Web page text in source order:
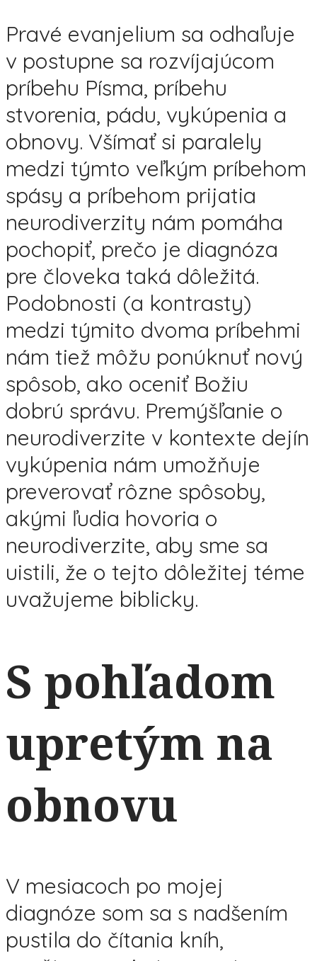
Pravé evanjelium sa odhaľuje
v postupne sa rozvíjajúcom
príbehu Písma, príbehu
stvorenia, pádu, vykúpenia a
obnovy. Všímať si paralely
medzi týmto veľkým príbehom
spásy a príbehom prijatia
neurodiverzity nám pomáha
pochopiť, prečo je diagnóza
pre človeka taká dôležitá.
Podobnosti (a kontrasty)
medzi týmito dvoma príbehmi
nám tiež môžu ponúknuť nový
spôsob, ako oceniť Božiu
dobrú správu. Premýšľanie o
neurodiverzite v kontexte dejín
vykúpenia nám umožňuje
preverovať rôzne spôsoby,
akými ľudia hovoria o
neurodiverzite, aby sme sa
uistili, že o tejto dôležitej téme
uvažujeme biblicky.
S pohľadom
upretým na
obnovu
V mesiacoch po mojej
diagnóze som sa s nadšením
pustila do čítania kníh,